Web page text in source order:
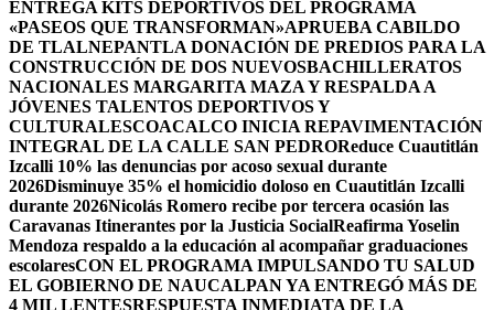
ENTREGA KITS DEPORTIVOS DEL PROGRAMA
«PASEOS QUE TRANSFORMAN»APRUEBA CABILDO
DE TLALNEPANTLA DONACIÓN DE PREDIOS PARA LA
CONSTRUCCIÓN DE DOS NUEVOSBACHILLERATOS
NACIONALES MARGARITA MAZA Y RESPALDA A
JÓVENES TALENTOS DEPORTIVOS Y
CULTURALESCOACALCO INICIA REPAVIMENTACIÓN
INTEGRAL DE LA CALLE SAN PEDROReduce Cuautitlán
Izcalli 10% las denuncias por acoso sexual durante
2026Disminuye 35% el homicidio doloso en Cuautitlán Izcalli
durante 2026Nicolás Romero recibe por tercera ocasión las
Caravanas Itinerantes por la Justicia SocialReafirma Yoselin
Mendoza respaldo a la educación al acompañar graduaciones
escolaresCON EL PROGRAMA IMPULSANDO TU SALUD
EL GOBIERNO DE NAUCALPAN YA ENTREGÓ MÁS DE
4 MIL LENTESRESPUESTA INMEDIATA DE LA